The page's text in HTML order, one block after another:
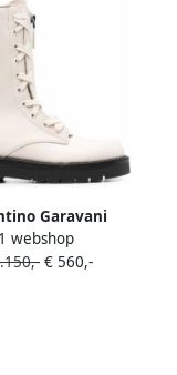
Garavani
leren laarzen
Beige
1 webshop
€ 560,-